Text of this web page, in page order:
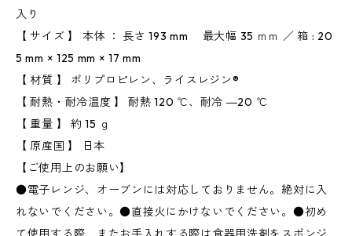
入り
【 サイズ 】 本体 ： 長さ 193 mm 最大幅 35 ｍｍ ／ 箱 : 20
5 mm × 125 mm × 17 mm
【 材質 】 ポリプロピレン、ライスレジン®︎
【 耐熱・耐冷温度 】 耐熱 120 ℃、耐冷 ―20 ℃
【 重量 】 約 15 ｇ
【 原産国 】 日本
【ご使用上のお願い】
●電子レンジ、オーブンには対応しておりません。絶対に入
れないでください。●直接火にかけないでください。●初め